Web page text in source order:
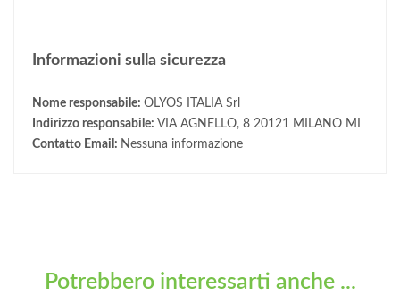
Informazioni sulla sicurezza
Nome responsabile: OLYOS ITALIA Srl
Indirizzo responsabile: VIA AGNELLO, 8 20121 MILANO MI
Contatto Email: Nessuna informazione
Potrebbero interessarti anche ...